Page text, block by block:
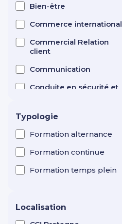
Bien-être
Commerce international
Commercial Relation
client
Communication
Conduite en sécurité et
Création d'entreprise
Entrepreneuriat
Efficacité professionnelle
Electricité
Formation de formateur
Typologie
Formation alternance
Formation continue
Formation temps plein
Localisation